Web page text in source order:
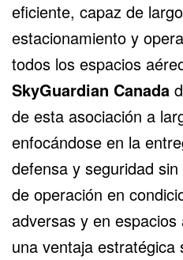
eficiente, capaz de
estacionamiento y
todos los espacios
SkyGuardian Canada
de esta asociación a
enfocándose en la
defensa y seguridad
de operación en
adversas y en
una ventaja estratégica